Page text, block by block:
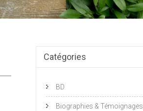
Catégories
BD
Biographies & Témoignages